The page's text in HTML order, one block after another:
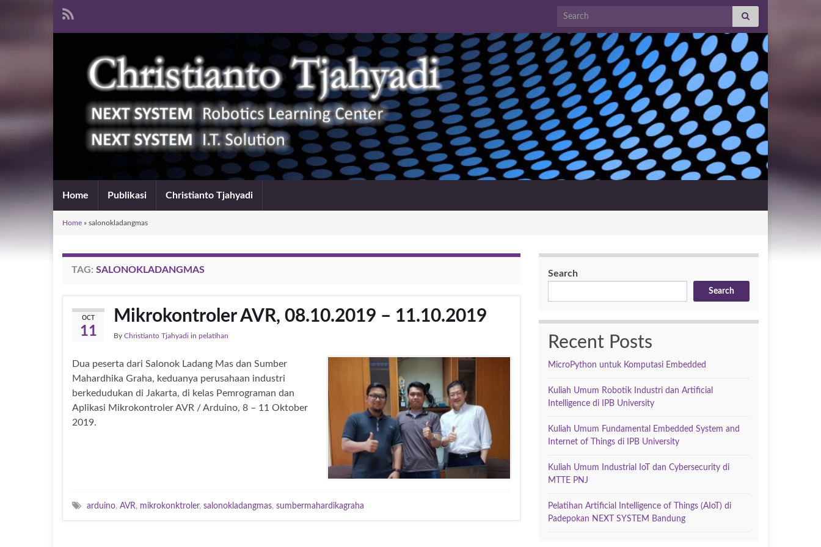
Search for:
Home Publikasi Christianto Tjahyadi
Home » salonokladangmas
TAG: SALONOKLADANGMAS
OCT
11
Mikrokontroler AVR, 08.10.2019 – 11.10.2019
By Christianto Tjahyadi in pelatihan
Dua peserta dari Salonok Ladang Mas dan Sumber
Mahardhika Graha, keduanya perusahaan industri
berkedudukan di Jakarta, di kelas Pemrograman dan
Aplikasi Mikrokontroler AVR / Arduino, 8 – 11 Oktober
2019.
arduino, AVR, mikrokonktroler, salonokladangmas, sumbermahardikagraha
Search
Search
Recent Posts
MicroPython untuk Komputasi Embedded
Kuliah Umum Robotik Industri dan Artificial
Intelligence di IPB University
Kuliah Umum Fundamental Embedded System and
Internet of Things di IPB University
Kuliah Umum Industrial IoT dan Cybersecurity di
MTTE PNJ
Pelatihan Artificial Intelligence of Things (AIoT) di
Padepokan NEXT SYSTEM Bandung